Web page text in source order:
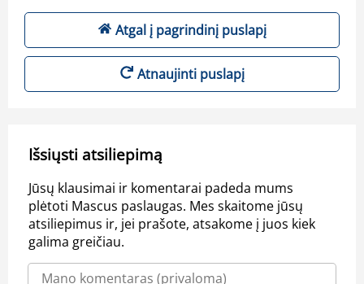
Atgal į pagrindinį puslapį
Atnaujinti puslapį
Išsiųsti atsiliepimą
Jūsų klausimai ir komentarai padeda mums
plėtoti Mascus paslaugas. Mes skaitome jūsų
atsiliepimus ir, jei prašote, atsakome į juos kiek
galima greičiau.